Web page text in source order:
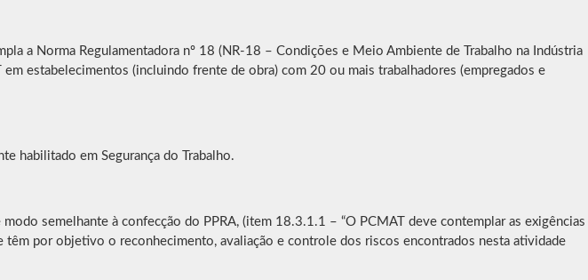
a Norma Regulamentadora nº 18 (NR-18 – Condições e Meio Ambiente de Trabalho na Indústria
estabelecimentos (incluindo frente de obra) com 20 ou mais trabalhadores (empregados e
habilitado em Segurança do Trabalho.
semelhante à confecção do PPRA, (item 18.3.1.1 – “O PCMAT deve contemplar as exigências
têm por objetivo o reconhecimento, avaliação e controle dos riscos encontrados nesta atividade